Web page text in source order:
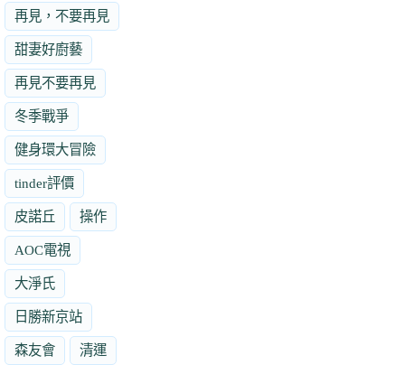
再見，不要再見
甜妻好廚藝
再見不要再見
冬季戰爭
健身環大冒險
tinder評價
皮諾丘 操作
AOC電視
大淨氏
日勝新京站
森友會 清運